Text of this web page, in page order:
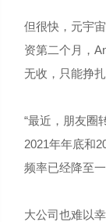
但很快，元宇
资第二个月，
无收，只能挣扎
“最近，朋友圈
2021年年底和
频率已经降至
大公司也难以